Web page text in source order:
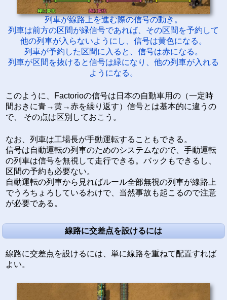
列車が線路上を進む際の信号の動き。
列車は前方の区間が緑信号であれば、その区間を予約して
他の列車が入らないようにし、信号は黄色になる。
列車が予約した区間に入ると、信号は赤になる。
列車が区間を抜けると信号は緑になり、他の列車が入れる
ようになる。
このように、Factorioの信号は日本の自動車用の（一定時
間おきに青→黄→赤を繰り返す）信号とは基本的に違うの
で、 その点は区別しておこう。
なお、列車は工場長が手動運転することもできる。
信号は自動運転の列車のためのシステムなので、手動運転
の列車は信号を無視して走行できる。バックもできるし、
区間の予約も必要ない。
自動運転の列車から見ればルール全部無視の列車が線路上
でうろちょろしているわけで、当然事故も起こるので注意
が必要である。
線路に交差点を設けるには
線路に交差点を設けるには、単に線路を重ねて配置すれば
よい。